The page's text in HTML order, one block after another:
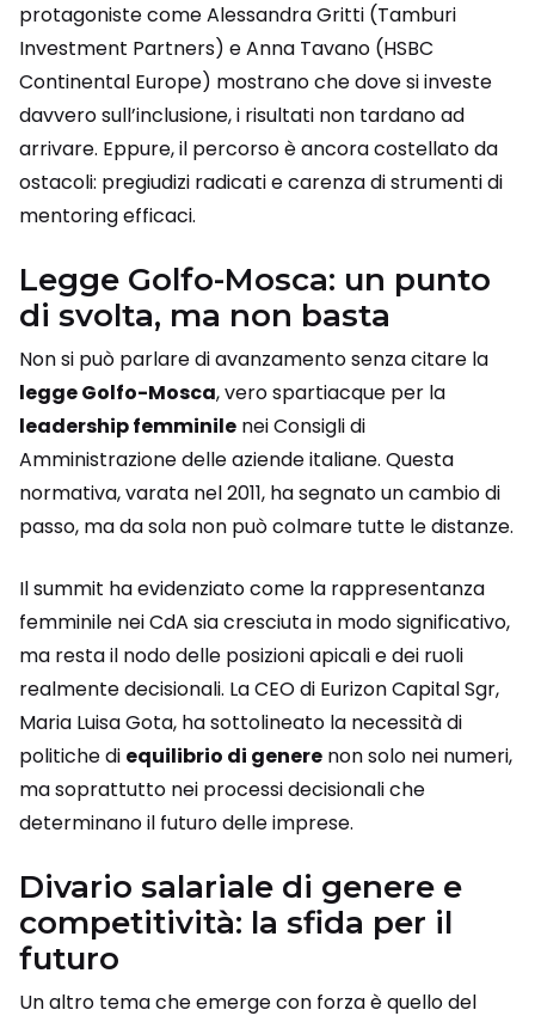
protagoniste come Alessandra Gritti (Tamburi
Investment Partners) e Anna Tavano (HSBC
Continental Europe) mostrano che dove si investe
davvero sull’inclusione, i risultati non tardano ad
arrivare. Eppure, il percorso è ancora costellato da
ostacoli: pregiudizi radicati e carenza di strumenti di
mentoring efficaci.
Legge Golfo-Mosca: un punto
di svolta, ma non basta
Non si può parlare di avanzamento senza citare la
legge Golfo-Mosca, vero spartiacque per la
leadership femminile nei Consigli di
Amministrazione delle aziende italiane. Questa
normativa, varata nel 2011, ha segnato un cambio di
passo, ma da sola non può colmare tutte le distanze.
Il summit ha evidenziato come la rappresentanza
femminile nei CdA sia cresciuta in modo significativo,
ma resta il nodo delle posizioni apicali e dei ruoli
realmente decisionali. La CEO di Eurizon Capital Sgr,
Maria Luisa Gota, ha sottolineato la necessità di
politiche di equilibrio di genere non solo nei numeri,
ma soprattutto nei processi decisionali che
determinano il futuro delle imprese.
Divario salariale di genere e
competitività: la sfida per il
futuro
Un altro tema che emerge con forza è quello del